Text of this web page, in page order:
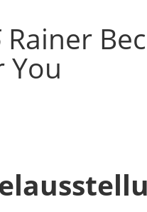
Rainer
You